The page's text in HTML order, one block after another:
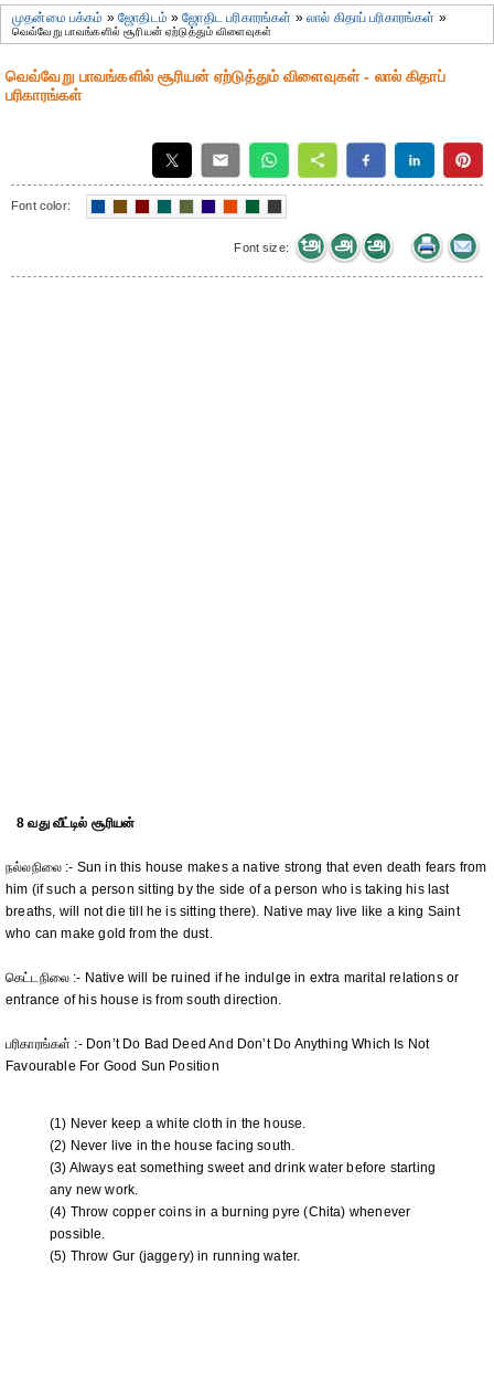
முதன்மை பக்கம் »ஜோதிடம் »ஜோதிட ப‌ரிகார‌ங்க‌ள் » லால் கிதாப் பரிகாரங்கள் »
வெவ்வேறு பாவங்களில் சூரியன் ஏற்டுத்தும் விளைவுகள்
வெவ்வேறு பாவங்களில் சூரியன் ஏற்டுத்தும் விளைவுகள் - லால் கிதாப்
பரிகாரங்கள்
Font color:
Font size:
8 வது வீட்டில் சூரியன்
நல்லநிலை :- Sun in this house makes a native strong that even death fears from
him (if such a person sitting by the side of a person who is taking his last
breaths, will not die till he is sitting there). Native may live like a king Saint
who can make gold from the dust.
கெட்டநிலை :- Native will be ruined if he indulge in extra marital relations or
entrance of his house is from south direction.
பரிகாரங்கள் :- Don’t Do Bad Deed And Don’t Do Anything Which Is Not
Favourable For Good Sun Position
(1) Never keep a white cloth in the house.
(2) Never live in the house facing south.
(3) Always eat something sweet and drink water before starting
any new work.
(4) Throw copper coins in a burning pyre (Chita) whenever
possible.
(5) Throw Gur (jaggery) in running water.